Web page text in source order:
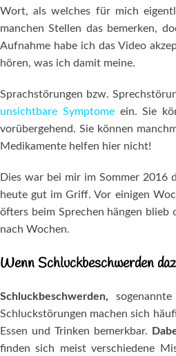
Wort, als welches für mich
manchen Stellen das bemerken,
Aufnahme habe ich das Video
hören, was ich damit meine.
Sprachstörungen bzw.
unsichtbare Symptomeein. Sie
vorübergehend. Sie können
Medikamente helfen hier nicht!
Dies war bei mir im Sommer 2016
heute gut im Griff. Vor einigen
öfters beim Sprechen hängen
nach Wochen.
Wenn Schluckbeschwerden
Schluckbeschwerden,
Schluckstörungen machen sich
Essen und Trinken bemerkbar.
finden sich meist verschiedene